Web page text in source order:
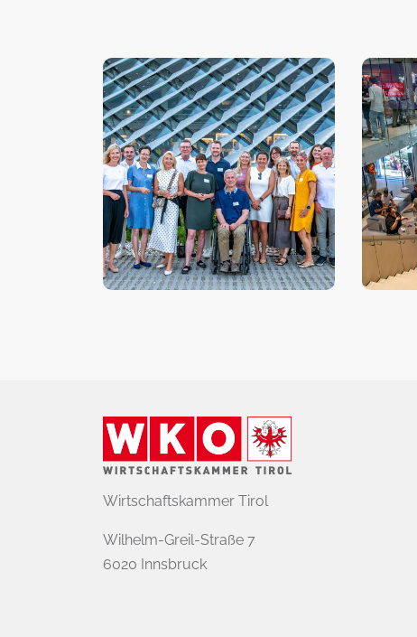
Wirtschaftskammer Tirol
Wilhelm-Greil-Straße 7
6020 Innsbruck